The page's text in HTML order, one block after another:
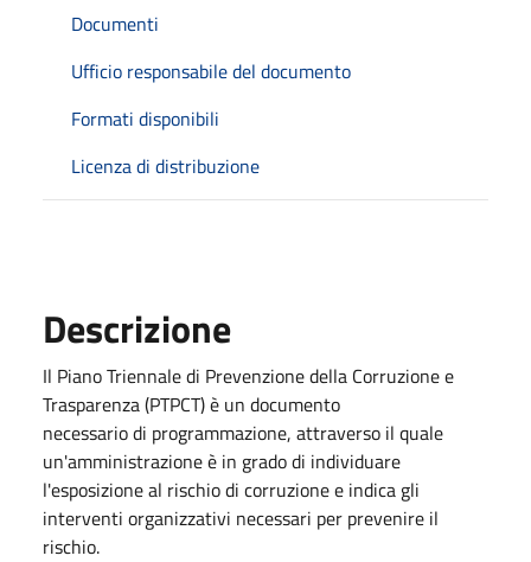
Documenti
Ufficio responsabile del documento
Formati disponibili
Licenza di distribuzione
Descrizione
Il Piano Triennale di Prevenzione della Corruzione e
Trasparenza (PTPCT) è un documento
necessario di programmazione, attraverso il quale
un'amministrazione è in grado di individuare
l'esposizione al rischio di corruzione e indica gli
interventi organizzativi necessari per prevenire il
rischio.